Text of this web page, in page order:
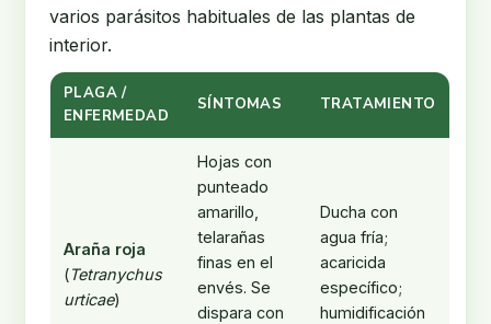
varios parásitos habituales de las plantas de
interior.
PLAGA /
ENFERMEDAD
SÍNTOMAS TRATAMIENTO
Araña roja
(Tetranychus
urticae)
Hojas con
punteado
amarillo,
telarañas
finas en el
envés. Se
dispara con
Ducha con
agua fría;
acaricida
específico;
humidificación